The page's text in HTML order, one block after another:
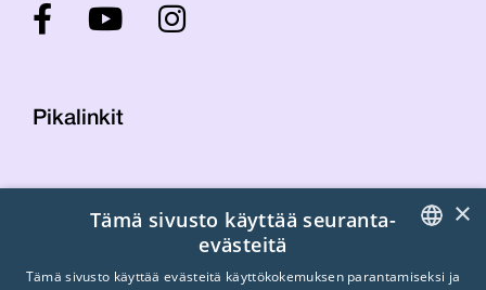
Pikalinkit
Laskutustiedot
Tietosuojaseloste
FINNISH
×
Tämä sivusto käyttää seuranta-
evästeitä
Tämä sivusto käyttää evästeitä käyttökokemuksen parantamiseksi ja